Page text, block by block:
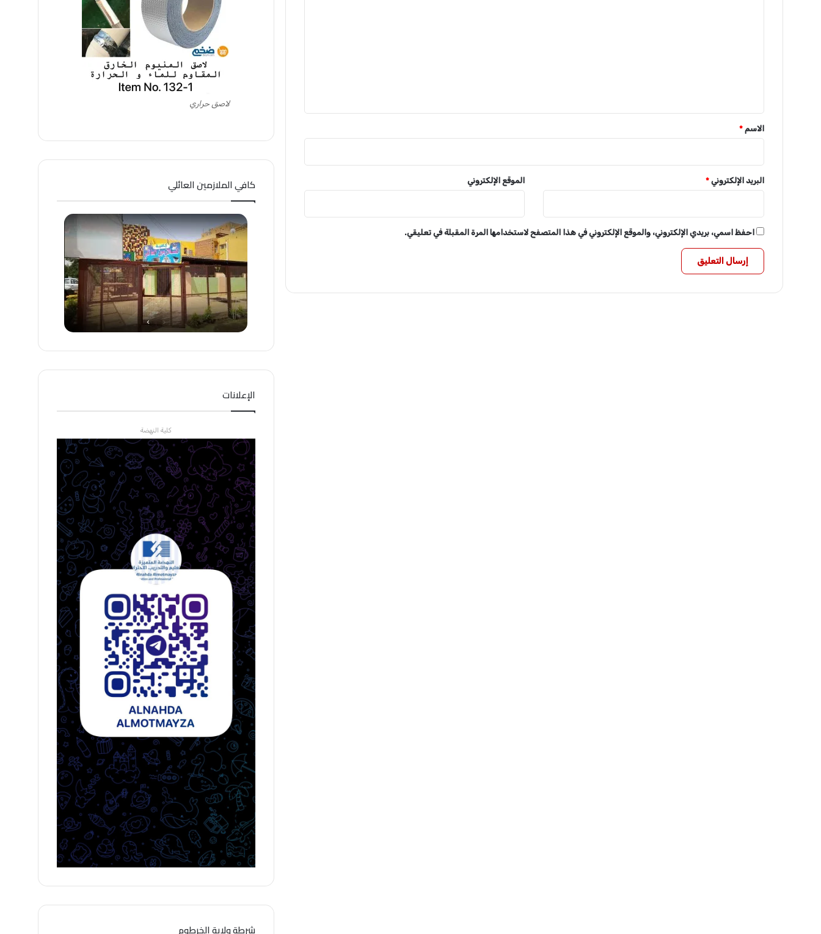
*الاسم *
البريد الإلكتروني * الموقع الإلكتروني
احفظ اسمي، بريدي الإلكتروني، والموقع الإلكتروني في هذا المتصفح لاستخدامها المرة المقبلة في تعليقي.
لاصق حراري
كافي الملازمين العائلي
الإعلانات
كلية النهضة
شرطة ولاية الخرطوم